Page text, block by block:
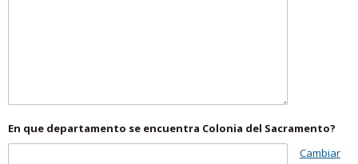
En que departamento se encuentra Colonia del Sacramento?
Cambiar